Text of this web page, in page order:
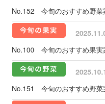
No.152 今旬のおすすめ野菜
No.100 今旬のおすすめ果実
No.151 今旬のおすすめ野菜